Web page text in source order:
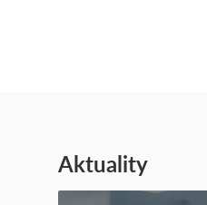
Aktuality